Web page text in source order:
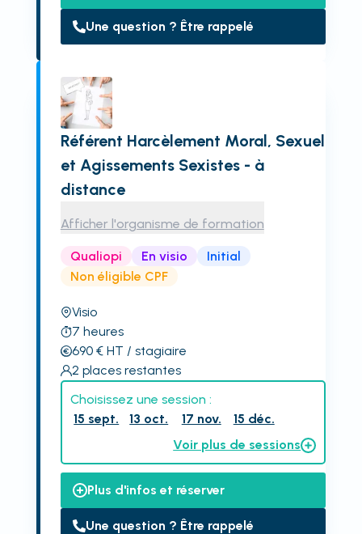
Une question ? Être rappelé
Référent Harcèlement Moral, Sexuel
et Agissements Sexistes - à
distance
Afficher l'organisme de formation
Qualiopi En visio
Initial
Non éligible CPF
Visio
7 heures
690€ HT / stagiaire
2 places restantes
Choisissez une session :
15 sept.
13 oct. 17 nov.
15 déc.
Voir plus de sessions
Plus d'infos et réserver
Une question ? Être rappelé